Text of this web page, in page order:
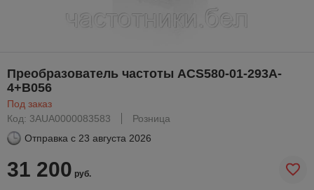
Преобразователь частоты ACS580-01-293A-
4+B056
Под заказ
Код: 3AUA0000083583
Розница
Отправка с 23 августа 2026
31 200 руб.